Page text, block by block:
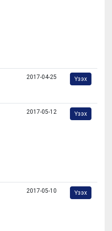
2017-04-25 Үзэх
2017-05-12 Үзэх
2017-05-10 Үзэх